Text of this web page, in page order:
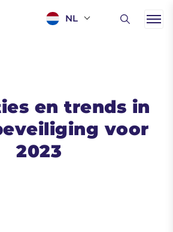
NL
en trends in
voor
2023